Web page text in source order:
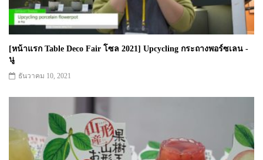
[หน้าแรก Table Deco Fair โซล 2021] Upcycling กระถางพอร์ซเลน -
นู
ธันวาคม 10, 2021